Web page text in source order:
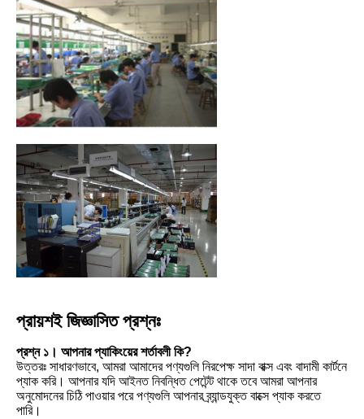
প্রায়শই জিজ্ঞাসিত প্রশ্নঃ
প্রশ্ন ১। আপনার প্যাকিংয়ের শর্তাবলী কি?
উত্তরঃ সাধারণভাবে, আমরা আমাদের পণ্যগুলি নিরপেক্ষ সাদা বাক্স এবং বাদামী কার্টনে
প্যাক করি। আপনার যদি আইনত নিবন্ধিত পেটেন্ট থাকে তবে আমরা আপনার
অনুমোদনের চিঠি পাওয়ার পরে পণ্যগুলি আপনার ব্র্যান্ডযুক্ত বাক্সে প্যাক করতে
পারি।